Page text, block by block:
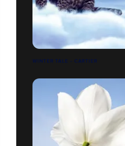
WINTER TALE - CARTIER